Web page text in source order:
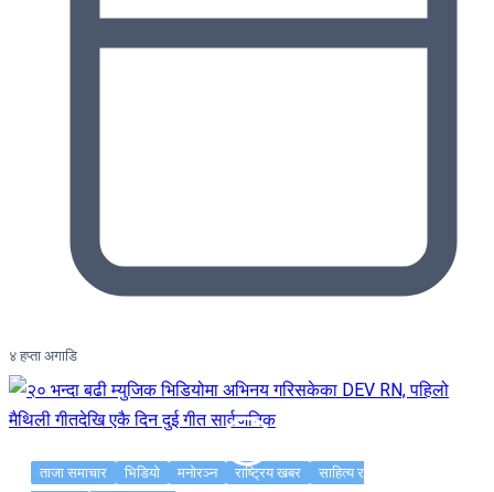
४ हप्ता अगाडि
ताजा समाचार भिडियो मनोरञ्न राष्ट्रिय खबर
साहित्य र